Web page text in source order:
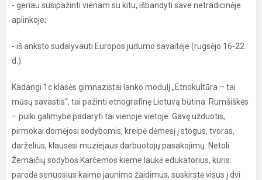
- geriau susipažinti vienam su kitu, išbandyti save netradicinėje
aplinkoje;
- iš anksto sudalyvauti Europos judumo savaitėje (rugsėjo 16-22
d.).
Kadangi 1c klasės gimnazistai lanko modulį „Etnokultūra – tai
mūsų savastis“, tai pažinti etnografinę Lietuvą būtina. Rumšiškės
– puiki galimybė padaryti tai vienoje vietoje. Gavę užduotis,
pirmokai domėjosi sodybomis, kreipė dėmesį į stogus, tvoras,
darželius, klausėsi muziejaus darbuotojų pasakojimų. Netoli
Žemaičių sodybos Karčemos kieme laukė edukatorius, kuris
parodė senuosius kaimo jaunimo žaidimus, suskirstė visus į dvi